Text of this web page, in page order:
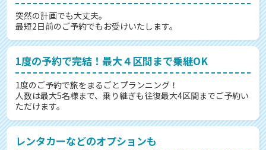
突然の計画でも大丈夫。
最短2日前のご予約でもお受けいたします。
1度の予約で完結！最大４区間まで乗継OK
1度のご予約で旅をまるごとプランニング！
人数は最大5名様まで、乗り継ぎも往復最大4区間までご予約い
ただけます。
レンタカーなどのオプションも